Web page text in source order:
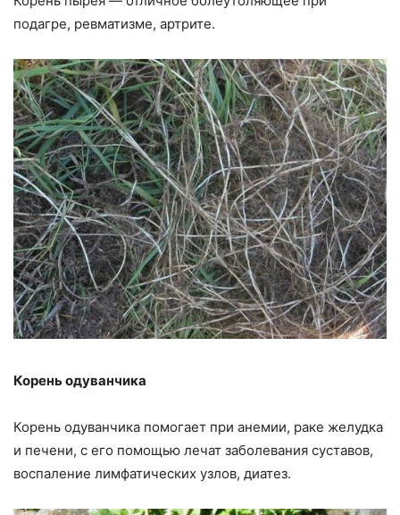
подагре, ревматизме, артрите.
Корень одуванчика
Корень одуванчика помогает при анемии, раке желудка
и печени, с его помощью лечат заболевания суставов,
воспаление лимфатических узлов, диатез.